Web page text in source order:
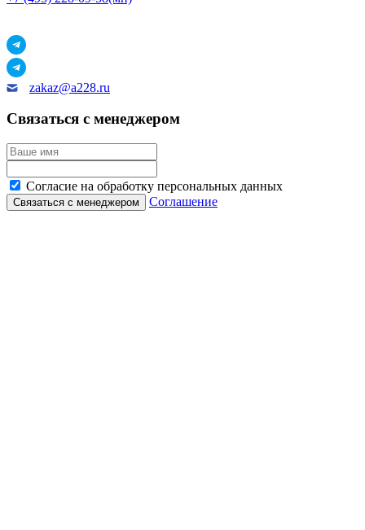
zakaz@a228.ru
Связаться с менеджером
Согласие на обработку персональных данных
Соглашение